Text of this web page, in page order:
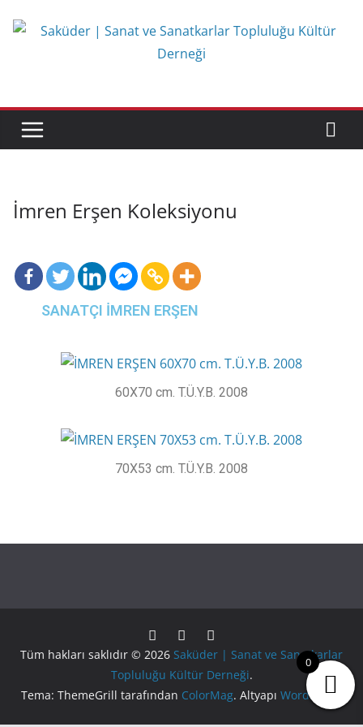
İmren Erşen Koleksiyonu
SANATÇI İMREN ERŞEN
60X70 cm. T.Ü.Y.B. 2008​
70X53 cm. T.Ü.Y.B. 2008
Tüm hakları saklıdır © 2026 Saküder | Sanat ve Sanatkarlar
Topluluğu Kültür Derneği.
Tema: ThemeGrill tarafından ColorMag. Altyapı WordPress
0